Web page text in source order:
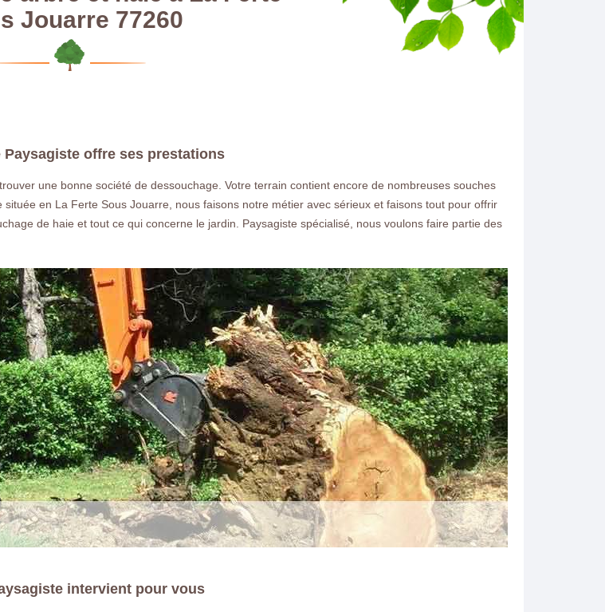
Jouarre 77260
Paysagiste offre ses prestations
une bonne société de dessouchage. Votre terrain contient encore de nombreuses souches
en La Ferte Sous Jouarre, nous faisons notre métier avec sérieux et faisons tout pour offrir
de haie et tout ce qui concerne le jardin. Paysagiste spécialisé, nous voulons faire partie des
intervient pour vous